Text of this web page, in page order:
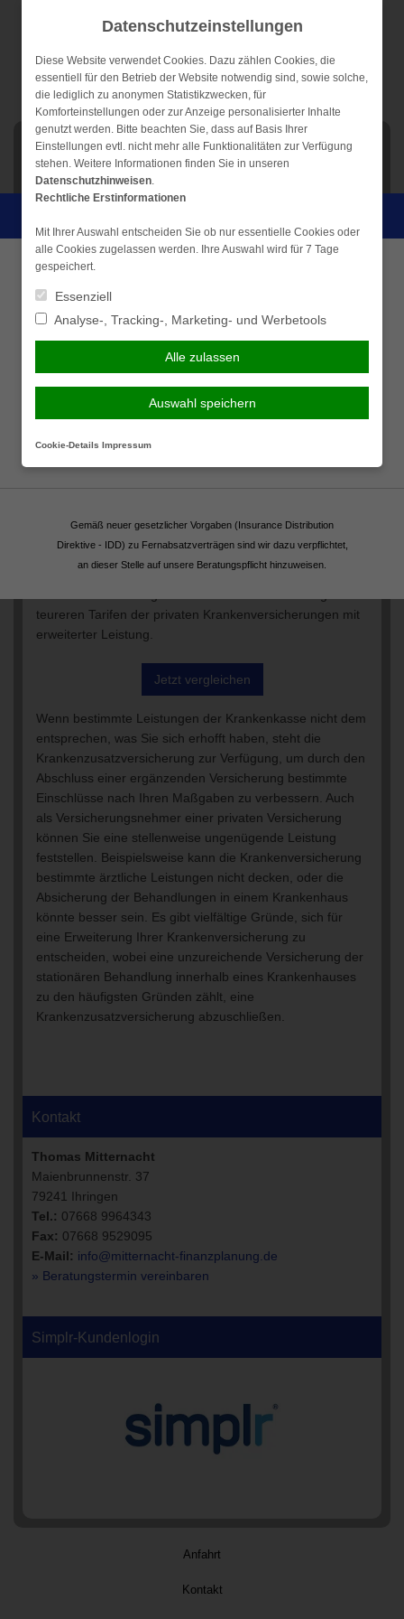
NAVIGATION
Stationäre
Zusatzversicherung
Als Versicherungsnehmer einer gesetzlichen
Krankenkasse sind Sie vielerorts, im Vergleich zu
Versicherungsnehmern einer privaten
würden Ihnen u.U. als Privatkassenpatient bessere
Krankenhausleistungen, bessere Zimmer und
höherrangige Ärzte zugestanden werden. Um diesem
werden, oder Sie sich den behandelnden Arzt aussuchen.
Eine Krankenzusatzversicherung ist daher oftmals ein
Kompromiss zwischen preisgünstigen gesetzlichen
teureren Tarifen der privaten Krankenversicherungen mit
erweiterter Leistung.
Jetzt vergleichen
Wenn bestimmte Leistungen der Krankenkasse nicht dem
entsprechen, was Sie sich erhofft haben, steht die
Krankenzusatzversicherung zur Verfügung, um durch den
Abschluss einer ergänzenden Versicherung bestimmte
Einschlüsse nach Ihren Maßgaben zu verbessern. Auch
als Versicherungsnehmer einer privaten Versicherung
können Sie eine stellenweise ungenügende Leistung
feststellen. Beispielsweise kann die Krankenversicherung
bestimmte ärztliche Leistungen nicht decken, oder die
Absicherung der Behandlungen in einem Krankenhaus
könnte besser sein. Es gibt vielfältige Gründe, sich für
eine Erweiterung Ihrer Krankenversicherung zu
entscheiden, wobei eine unzureichende Versicherung der
stationären Behandlung innerhalb eines Krankenhauses
zu den häufigsten Gründen zählt, eine
Krankenzusatzversicherung abzuschließen.
Kontakt
Thomas Mitternacht
Maienbrunnenstr. 37
79241 Ihringen
Tel.: 07668 9964343
Fax: 07668 9529095
E-Mail: info@mitternacht-finanzplanung.de
» Beratungstermin vereinbaren
Simplr-Kundenlogin
Anfahrt
Kontakt
Ich wünsche eine
möchte Kontakt mit einem
Berater aufnehmen.
Seite fortfahren.
gelesen und gespeichert
Gemäß neuer gesetzlicher Vorgaben (Insurance Distribution
Direktive - IDD) zu Fernabsatzverträgen sind wir dazu verpflichtet,
an dieser Stelle auf unsere Beratungspflicht hinzuweisen.
Datenschutzeinstellungen
Diese Website verwendet Cookies. Dazu zählen Cookies, die
essentiell für den Betrieb der Website notwendig sind, sowie solche,
die lediglich zu anonymen Statistikzwecken, für
Komforteinstellungen oder zur Anzeige personalisierter Inhalte
genutzt werden. Bitte beachten Sie, dass auf Basis Ihrer
Einstellungen evtl. nicht mehr alle Funktionalitäten zur Verfügung
stehen. Weitere Informationen finden Sie in unseren
Datenschutzhinweisen.
Rechtliche Erstinformationen
Mit Ihrer Auswahl entscheiden Sie ob nur essentielle Cookies oder
alle Cookies zugelassen werden. Ihre Auswahl wird für 7 Tage
gespeichert.
Essenziell
Analyse-, Tracking-, Marketing- und Werbetools
Alle zulassen
Auswahl speichern
Cookie-Details Impressum